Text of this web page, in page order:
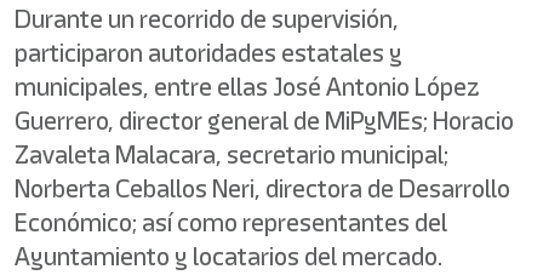
Durante un recorrido de supervisión,
participaron autoridades estatales y
municipales, entre ellas José Antonio López
Guerrero, director general de MiPyMEs; Horacio
Zavaleta Malacara, secretario municipal;
Norberta Ceballos Neri, directora de Desarrollo
Económico; así como representantes del
Ayuntamiento y locatarios del mercado.